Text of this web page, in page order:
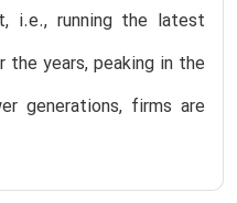
i.e., running the latest
years, peaking in the
generations, firms are